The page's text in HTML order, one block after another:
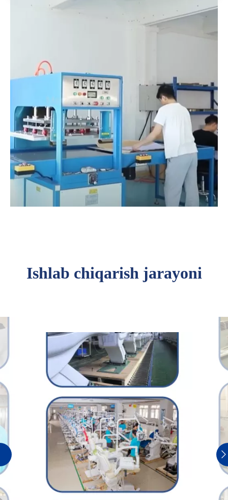
Ishlab chiqarish jarayoni